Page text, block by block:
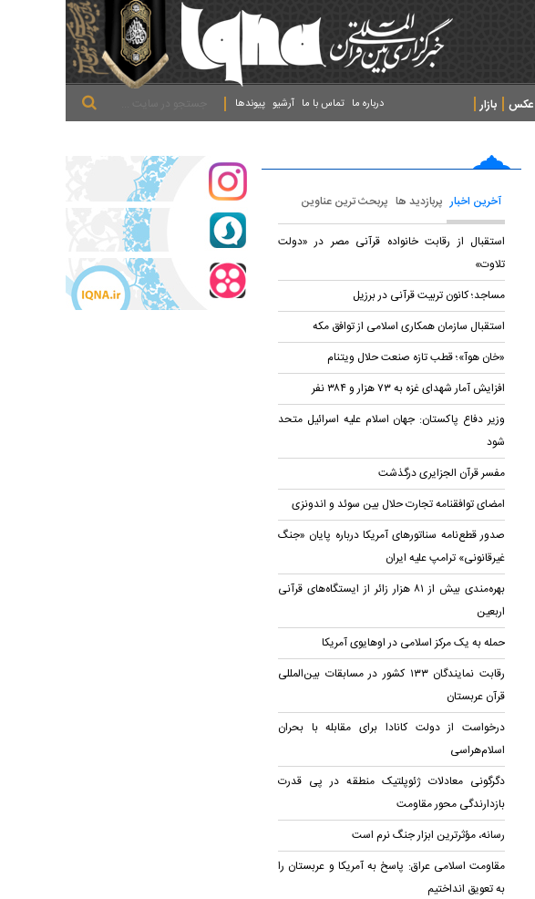
عکس
بازار
پیوندها آرشیو تماس با ما درباره ما
آخرین اخبار پربازدید ها پربحث ترین عناوین
استقبال از رقابت خانواده قرآنی مصر در «دولت
تلاوت»
مساجد؛ کانون تربیت قرآنی در برزیل
استقبال سازمان همکاری اسلامی از توافق مکه
«خان هوآ»؛ قطب تازه صنعت حلال ویتنام
افزایش آمار شهدای غزه به ۷۳ هزار و ۳۸۴ نفر
وزیر دفاع پاکستان: جهان اسلام علیه اسرائیل متحد
شود
مفسر قرآن الجزایری درگذشت
امضای توافقنامه تجارت حلال بین سوئد و اندونزی
صدور قطع‌نامه سناتورهای آمریکا درباره پایان «جنگ
غیرقانونی» ترامپ علیه ایران
بهره‌مندی بیش از ۸۱ هزار زائر از ایستگاه‌های قرآنی
اربعین
حمله به یک مرکز اسلامی در اوهایوی آمریکا
رقابت نمایندگان ۱۳۳ کشور در مسابقات بین‌المللی
قرآن عربستان
درخواست از دولت کانادا برای مقابله با بحران
اسلام‌هراسی
دگرگونی معادلات ژئوپلتیک منطقه در پی قدرت
بازدارندگی محور مقاومت
رسانه، مؤثرترین ابزار جنگ نرم است
مقاومت اسلامی عراق: پاسخ به آمریکا و عربستان را
به تعویق انداختیم